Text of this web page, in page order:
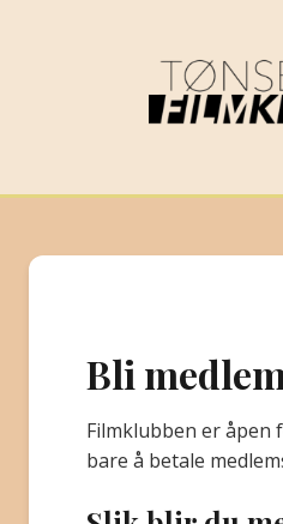
OM
Bli
Filmklubben er åpen
bare å betale